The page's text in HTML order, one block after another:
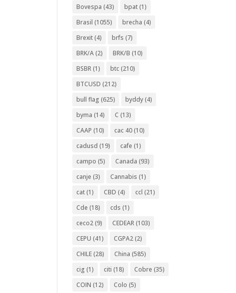
Bovespa (43) bpat (1)
Brasil (1055) brecha (4)
Brexit (4) brfs (7)
BRK/A (2) BRK/B (10)
BSBR (1) btc (210)
BTCUSD (212)
bull flag (625) byddy (4)
byma (14) C (13)
CAAP (10) cac 40 (10)
cadusd (19) cafe (1)
campo (5) Canada (93)
canje (3) Cannabis (1)
cat (1) CBD (4) ccl (21)
Cde (18) cds (1)
ceco2 (9) CEDEAR (103)
CEPU (41) CGPA2 (2)
CHILE (28) China (585)
cig (1) citi (18) Cobre (35)
COIN (12) Colo (5)